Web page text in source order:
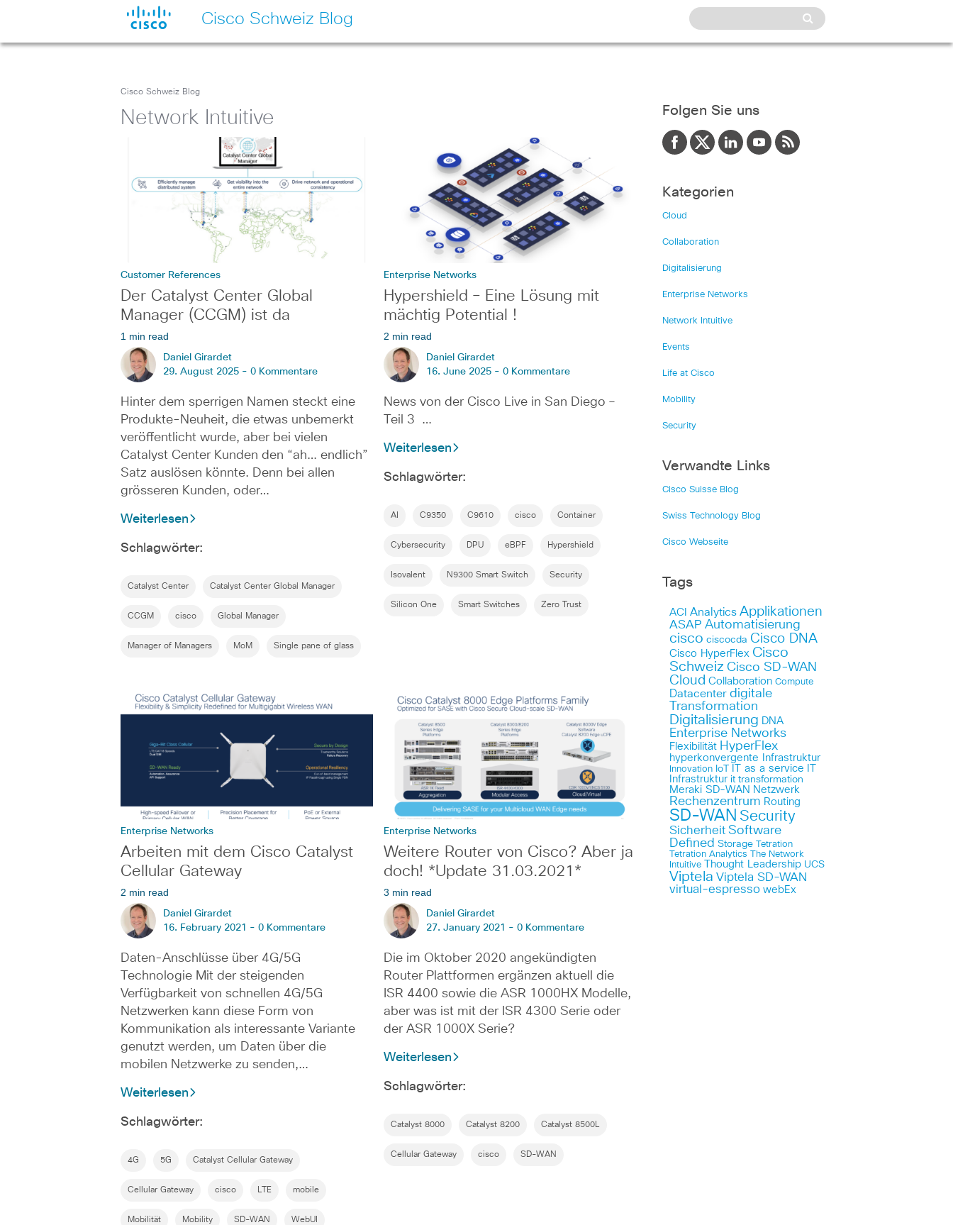
Cisco Schweiz Blog
Cisco Schweiz Blog
Network Intuitive
Customer References
Der Catalyst Center Global
Manager (CCGM) ist da
1 min read
Daniel Girardet
29. August 2025 - 0 Kommentare
Hinter dem sperrigen Namen steckt eine
Produkte-Neuheit, die etwas unbemerkt
veröffentlicht wurde, aber bei vielen
Catalyst Center Kunden den “ah… endlich”
Satz auslösen könnte. Denn bei allen
grösseren Kunden, oder…
Weiterlesen
Schlagwörter:
Catalyst Center Catalyst Center Global Manager
CCGM cisco Global Manager
Manager of Managers MoM Single pane of glass
Enterprise Networks
Hypershield – Eine Lösung mit
mächtig Potential !
2 min read
Daniel Girardet
16. June 2025 - 0 Kommentare
News von der Cisco Live in San Diego –
Teil 3 …
Weiterlesen
Schlagwörter:
AI C9350 C9610 cisco Container
Cybersecurity DPU eBPF Hypershield
Isovalent N9300 Smart Switch Security
Silicon One Smart Switches Zero Trust
Enterprise Networks
Arbeiten mit dem Cisco Catalyst
Cellular Gateway
2 min read
Daniel Girardet
16. February 2021 - 0 Kommentare
Daten-Anschlüsse über 4G/5G
Technologie Mit der steigenden
Verfügbarkeit von schnellen 4G/5G
Netzwerken kann diese Form von
Kommunikation als interessante Variante
genutzt werden, um Daten über die
mobilen Netzwerke zu senden,…
Weiterlesen
Schlagwörter:
4G 5G Catalyst Cellular Gateway
Cellular Gateway cisco LTE mobile
Mobilität Mobility SD-WAN WebUI
Enterprise Networks
Weitere Router von Cisco? Aber ja
doch! *Update 31.03.2021*
3 min read
Daniel Girardet
27. January 2021 - 0 Kommentare
Die im Oktober 2020 angekündigten
Router Plattformen ergänzen aktuell die
ISR 4400 sowie die ASR 1000HX Modelle,
aber was ist mit der ISR 4300 Serie oder
der ASR 1000X Serie?
Weiterlesen
Schlagwörter:
Catalyst 8000 Catalyst 8200 Catalyst 8500L
Cellular Gateway cisco SD-WAN
Folgen Sie uns
Kategorien
Cloud
Collaboration
Digitalisierung
Enterprise Networks
Network Intuitive
Events
Life at Cisco
Mobility
Security
Verwandte Links
Cisco Suisse Blog
Swiss Technology Blog
Cisco Webseite
Tags
ACI Analytics Applikationen
ASAP Automatisierung
cisco ciscocda Cisco DNA
Cisco HyperFlex Cisco
Schweiz Cisco SD-WAN
Cloud Collaboration Compute
Datacenter digitale
Transformation
Digitalisierung DNA
Enterprise Networks
Flexibilität HyperFlex
hyperkonvergente Infrastruktur
Innovation IoT IT as a service
Infrastruktur it transformation
Meraki SD-WAN Netzwerk
Rechenzentrum Routing
SD-WAN Security
Sicherheit Software
Defined Storage Tetration
Tetration Analytics The Network
Intuitive
Thought Leadership UCS
Viptela Viptela SD-WAN
virtual-espresso webEx